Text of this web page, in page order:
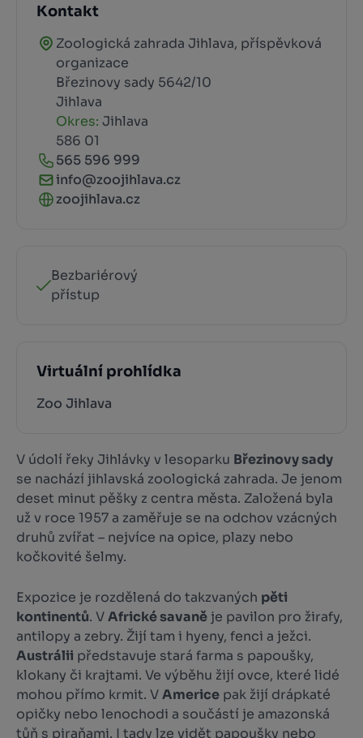
Kontakt
Zoologická zahrada Jihlava, příspěvková
organizace
Březinovy sady 5642/10
Jihlava
Okres: Jihlava
586 01
565 596 999
info@zoojihlava.cz
zoojihlava.cz
Bezbariérový
přístup
Virtuální prohlídka
Zoo Jihlava
V údolí řeky Jihlávky v lesoparku Březinovy sady
se nachází jihlavská zoologická zahrada. Je jenom
deset minut pěšky z centra města. Založená byla
už v roce 1957 a zaměřuje se na odchov vzácných
druhů zvířat – nejvíce na opice, plazy nebo
kočkovité šelmy.
Expozice je rozdělená do takzvaných pěti
kontinentů. VAfrické savaně je pavilon pro žirafy,
antilopy a zebry. Žijí tam i hyeny, fenci a ježci.
Austrálii představuje stará farma s papoušky,
klokany či krajtami. Ve výběhu žijí ovce, které lidé
mohou přímo krmit. VAmerice pak žijí drápkaté
opičky nebo lenochodi a součástí je amazonská
tůň s piraňami. I tady lze vidět papoušky nebo